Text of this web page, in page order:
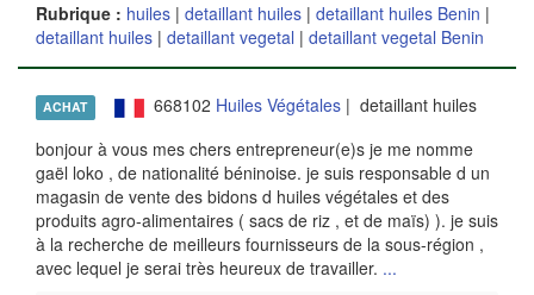
Rubrique : huiles | detaillant huiles | detaillant huiles Benin |
detaillant huiles | detaillant vegetal | detaillant vegetal Benin
ACHAT 668102 Huiles Végétales| detaillant huiles
bonjour à vous mes chers entrepreneur(e)s je me nomme
gaël loko , de nationalité béninoise. je suis responsable d un
magasin de vente des bidons d huiles végétales et des
produits agro-alimentaires ( sacs de riz , et de maïs) ). je suis
à la recherche de meilleurs fournisseurs de la sous-région ,
avec lequel je serai très heureux de travailler. ...